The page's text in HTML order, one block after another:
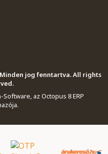
jog fenntartva. All rights
Software, az Octopus 8 ERP
.